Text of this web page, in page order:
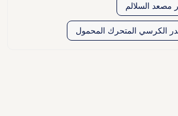
مصعد السلالم
الكرسي المتحرك المحمول